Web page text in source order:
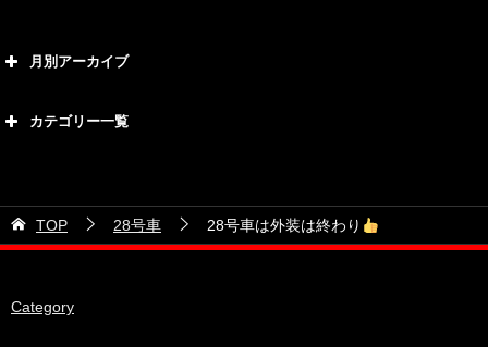
月別アーカイブ
2026年5月
2026年4月
2026年2月
カテゴリー一覧
21号車
28号車
TOP 28号車 28号車は外装は終わり
Category